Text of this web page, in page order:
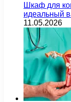
Шкаф для
идеальный
11.05.2026